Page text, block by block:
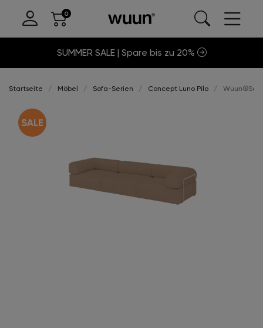
SUMMER SALE | Spare bis zu 20%
Startseite Möbel Sofa-Serien Concept Luno Pilo Wuun®Sofa